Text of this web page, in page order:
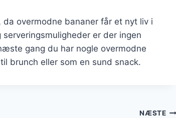
overmodne bananer får et nyt liv i
er der ingen
gang du har nogle overmodne
brunch eller som en sund snack.
NÆSTE